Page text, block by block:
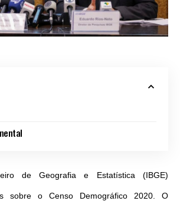
de Geografia e Estatística (IBGE)
sobre o Censo Demográfico 2020. O